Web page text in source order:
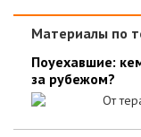
Материалы по
Поуехавшие:
за рубежом?
От